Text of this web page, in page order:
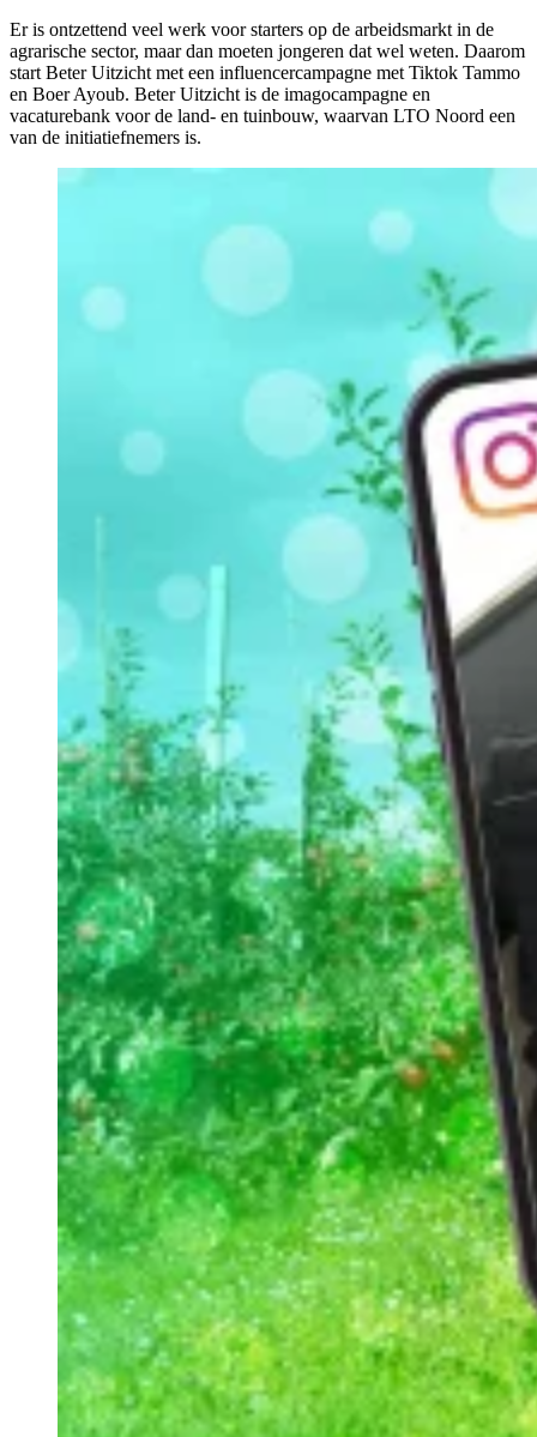
Er is ontzettend veel werk voor starters op de arbeidsmarkt in de
agrarische sector, maar dan moeten jongeren dat wel weten. Daarom
start Beter Uitzicht met een influencercampagne met Tiktok Tammo
en Boer Ayoub. Beter Uitzicht is de imagocampagne en
vacaturebank voor de land- en tuinbouw, waarvan LTO Noord een
van de initiatiefnemers is.